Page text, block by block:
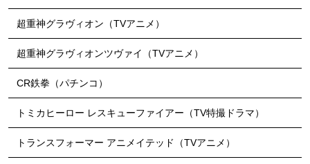
超重神グラヴィオン（TVアニメ）
超重神グラヴィオンツヴァイ（TVアニメ）
CR鉄拳（パチンコ）
トミカヒーロー レスキューファイアー（TV特撮ドラマ）
トランスフォーマー アニメイテッド（TVアニメ）